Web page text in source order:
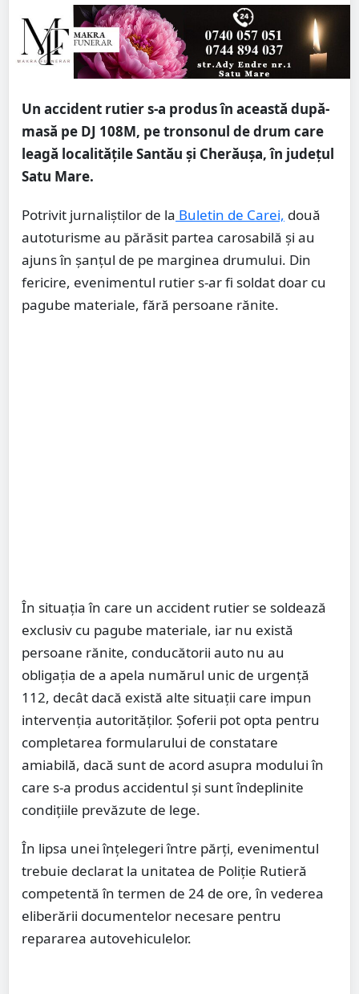
Un accident rutier s-a produs în această după-
masă pe DJ 108M, pe tronsonul de drum care
leagă localitățile Santău și Cherăușa, în județul
Satu Mare.
Potrivit jurnaliștilor de la Buletin de Carei, două
autoturisme au părăsit partea carosabilă și au
ajuns în șanțul de pe marginea drumului. Din
fericire, evenimentul rutier s-ar fi soldat doar cu
pagube materiale, fără persoane rănite.
În situația în care un accident rutier se soldează
exclusiv cu pagube materiale, iar nu există
persoane rănite, conducătorii auto nu au
obligația de a apela numărul unic de urgență
112, decât dacă există alte situații care impun
intervenția autorităților. Șoferii pot opta pentru
completarea formularului de constatare
amiabilă, dacă sunt de acord asupra modului în
care s-a produs accidentul și sunt îndeplinite
condițiile prevăzute de lege.
În lipsa unei înțelegeri între părți, evenimentul
trebuie declarat la unitatea de Poliție Rutieră
competentă în termen de 24 de ore, în vederea
eliberării documentelor necesare pentru
repararea autovehiculelor.